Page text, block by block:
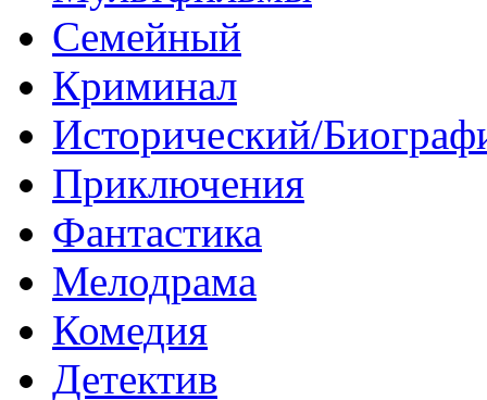
Семейный
Криминал
Исторический/
Приключения
Фантастика
Мелодрама
Комедия
Детектив